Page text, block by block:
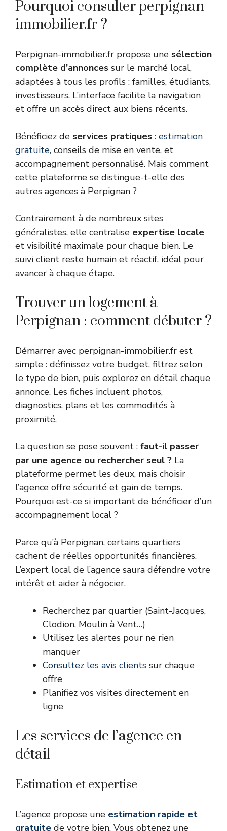
Pourquoi consulter perpignan-
immobilier.fr ?
Perpignan-immobilier.fr propose une sélection
complète d’annonces sur le marché local,
adaptées à tous les profils : familles, étudiants,
investisseurs. L’interface facilite la navigation
et offre un accès direct aux biens récents.
Bénéficiez de services pratiques : estimation
gratuite, conseils de mise en vente, et
accompagnement personnalisé. Mais comment
cette plateforme se distingue-t-elle des
autres agences à Perpignan ?
Contrairement à de nombreux sites
généralistes, elle centralise expertise locale
et visibilité maximale pour chaque bien. Le
suivi client reste humain et réactif, idéal pour
avancer à chaque étape.
Trouver un logement à
Perpignan : comment débuter ?
Démarrer avec perpignan-immobilier.fr est
simple : définissez votre budget, filtrez selon
le type de bien, puis explorez en détail chaque
annonce. Les fiches incluent photos,
diagnostics, plans et les commodités à
proximité.
La question se pose souvent : faut-il passer
par une agence ou rechercher seul ? La
plateforme permet les deux, mais choisir
l’agence offre sécurité et gain de temps.
Pourquoi est-ce si important de bénéficier d’un
accompagnement local ?
Parce qu’à Perpignan, certains quartiers
cachent de réelles opportunités financières.
L’expert local de l’agence saura défendre votre
intérêt et aider à négocier.
Recherchez par quartier (Saint-Jacques,
Clodion, Moulin à Vent…)
Utilisez les alertes pour ne rien
manquer
Consultez les avis clients sur chaque
offre
Planifiez vos visites directement en
ligne
Les services de l’agence en
détail
Estimation et expertise
L’agence propose une estimation rapide et
gratuite de votre bien. Vous obtenez une